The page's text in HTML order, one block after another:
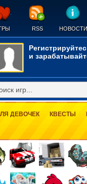
RSS НОВОСТИ
и
ДЕВОЧЕК КВЕСТЫ